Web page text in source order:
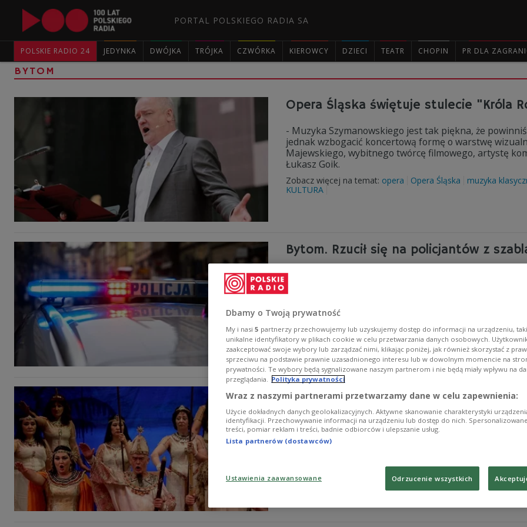
PORTAL POLSKIEGO RADIA SA
POLSKIE RADIO 24 JEDYNKA DWÓJKA TRÓJKA CZWÓRKA KIEROWCY DZIECI TEATR CHOPIN PR DLA
BYTOM
Opera Śląska świętuje stulecie "Króla
- Muzyka Szymanowskiego jest tak piękna, że
jednak wzbogacić koncertową formę o warstwę
Majewskiego, wybitnego twórcę filmowego, artystę
Łukasz Goik.
Zobacz więcej na temat: opera Opera Śląska muzyka
KULTURA
Bytom. Rzucił się na policjantów z
W szpitalu zmarł 39-latek postrzelony przez
policji mężczyzna rzucił się na funkcjonariuszy z
prokuratura.
Zobacz więcej na temat:
"Aida" Verdiego znów w Operze
scenie
W dniach 26, 27, 28 lutego oraz 1 marca na scenie
najbardziej rozpoznawalnych dzieł Giuseppe Verdiego
artystyczny instytucji, nawiązuje do jednej z
Zobacz więcej na temat: KULTURA Giuseppe Verdi Opera
Dbamy o Twoją prywatność
My i nasi 5 partnerzy przechowujemy lub uzyskujemy dostęp do informacji na urządzeniu,
unikalne identyfikatory w plikach cookie w celu przetwarzania danych osobowych.
zaakceptować swoje wybory lub zarządzać nimi, klikając poniżej, jak również skorzystać z
sprzeciwu na podstawie prawnie uzasadnionego interesu lub w dowolnym momencie na
prywatności. Te wybory będą sygnalizowane naszym partnerom i nie będą miały wpływu na
przeglądania. Polityka prywatności
Wraz z naszymi partnerami przetwarzamy dane w celu zapewnienia:
Użycie dokładnych danych geolokalizacyjnych. Aktywne skanowanie charakterystyki
identyfikacji. Przechowywanie informacji na urządzeniu lub dostęp do nich.
treści, pomiar reklam i treści, badnie odbiorców i ulepszanie usług.
Lista partnerów (dostawców)
Ustawienia zaawansowane Odrzucenie wszystkich